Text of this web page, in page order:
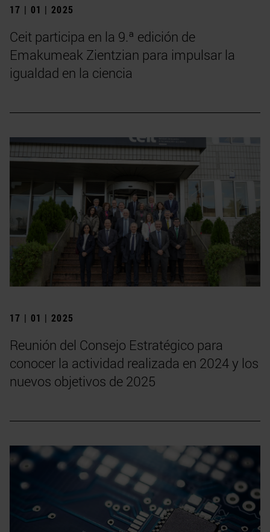
17 | 01 | 2025
Ceit participa en la 9.ª edición de
Emakumeak Zientzian para impulsar la
igualdad en la ciencia
17 | 01 | 2025
Reunión del Consejo Estratégico para
conocer la actividad realizada en 2024 y los
nuevos objetivos de 2025